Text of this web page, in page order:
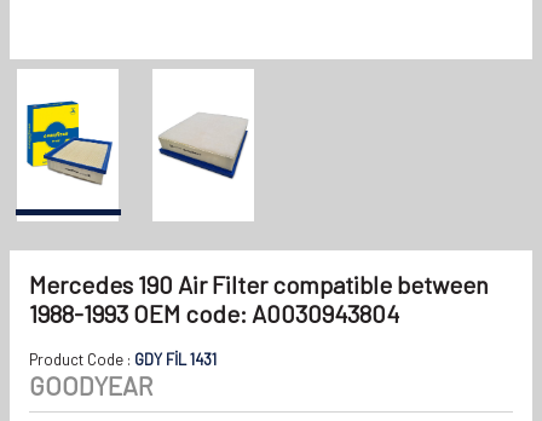
Mercedes 190 Air Filter compatible between
1988-1993 OEM code: A0030943804
Product Code : GDY FİL 1431
GOODYEAR